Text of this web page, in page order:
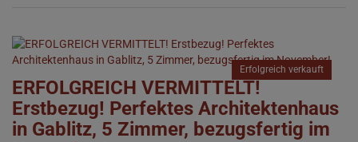
Erfolgreich verkauft
ERFOLGREICH VERMITTELT!
Erstbezug! Perfektes Architektenhaus
in Gablitz, 5 Zimmer, bezugsfertig im